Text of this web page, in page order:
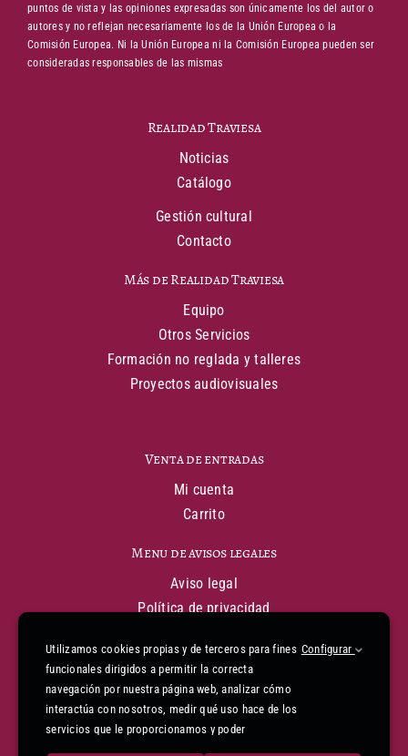
Realidad Traviesa
Noticias
Catálogo
Gestión cultural
Contacto
Más de Realidad Traviesa
Equipo
Otros Servicios
Formación no reglada y talleres
Proyectos audiovisuales
Venta de entradas
Mi cuenta
Carrito
Menu de avisos legales
Aviso legal
Política de privacidad
Condiciones generales de venta
Declaración de financiación
Informe de accesibilidad
Mapa web
puntos de vista y las opiniones expresadas son únicamente los del autor o
autores y no reflejan necesariamente los de la Unión Europea o la
Comisión Europea. Ni la Unión Europea ni la Comisión Europea pueden ser
consideradas responsables de las mismas
Utilizamos cookies propias y de terceros para fines
funcionales dirigidos a permitir la correcta
navegación por nuestra página web, analizar cómo
interactúa con nosotros, medir qué uso hace de los
servicios que le proporcionamos y poder
Configurar